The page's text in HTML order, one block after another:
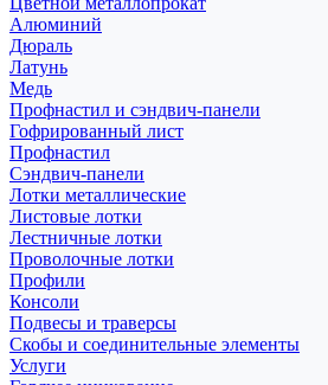
Алюминий
Дюраль
Латунь
Медь
Профнастил и сэндвич-панели
Гофрированный лист
Профнастил
Сэндвич-панели
Лотки металлические
Листовые лотки
Лестничные лотки
Проволочные лотки
Профили
Консоли
Подвесы и траверсы
Скобы и соединительные элементы
Услуги